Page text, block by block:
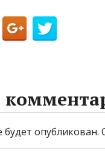
опубликован.